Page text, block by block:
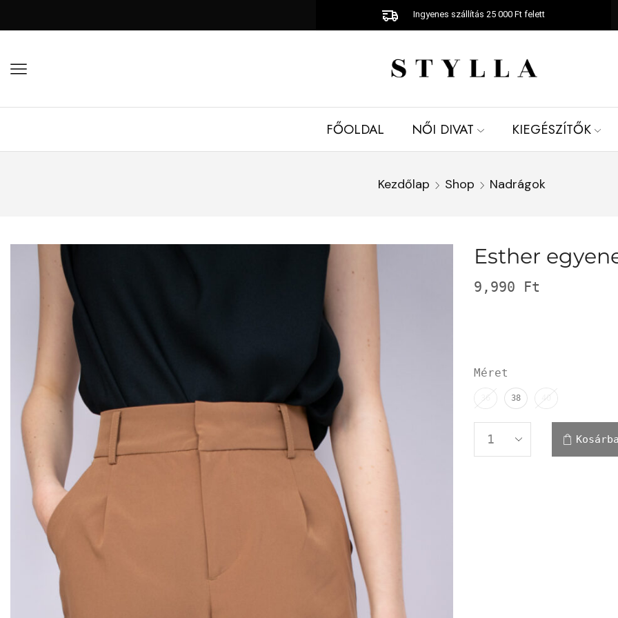
Ingyenes szállítás 25 000 Ft felett
FŐOLDAL NŐI DIVAT KIEGÉSZÍTŐK
Kezdőlap Shop Nadrágok
Esther
9,990 Ft
Méret
36 38 40